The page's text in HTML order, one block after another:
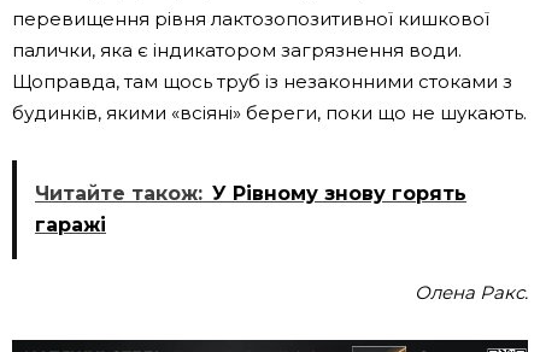
перевищення рівня лактозопозитивної кишкової
палички, яка є індикатором загрязнення води.
Щоправда, там щось труб із незаконними стоками з
будинків, якими «всіяні» береги, поки що не шукають.
Читайте також: У Рівному знову горять
гаражі
Олена Ракс.